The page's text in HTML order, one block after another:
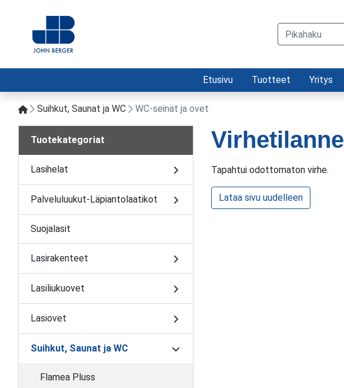
Etusivu Tuotteet Yritys
Suihkut, Saunat ja WC WC-seinät ja ovet
Virhetilanne
Tapahtui odottomaton virhe.
Lataa sivu uudelleen
Tuotekategoriat
Lasihelat
Palveluluukut-Läpiantolaatikot
Suojalasit
Lasirakenteet
Lasiliukuovet
Lasiovet
Suihkut, Saunat ja WC
Flamea Pluss